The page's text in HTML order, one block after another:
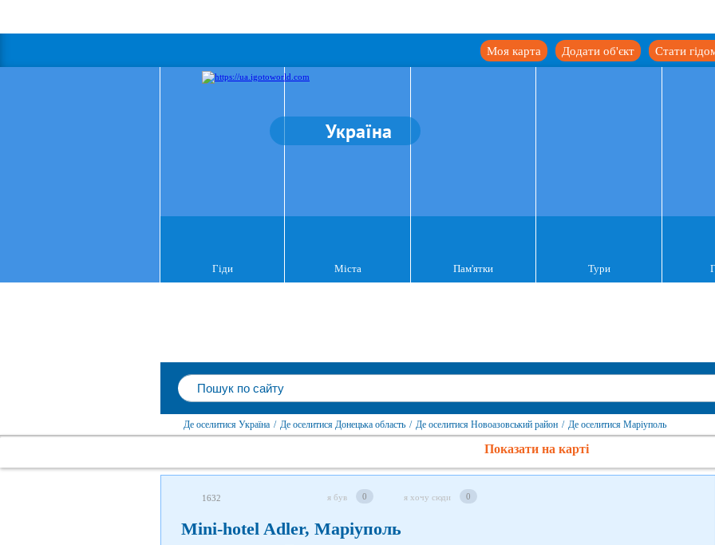
Стати
Додати об'єкт
Моя карта
Україна
Гіди Міста Пам'ятки Тури
Де оселитися Україна / Де оселитися Донецька область / Де оселитися Новоазовський район / Де оселитися Маріуполь
Показати на карті
1632 я був 0 я хочу сюди 0
Mini-hotel Adler, Маріуполь